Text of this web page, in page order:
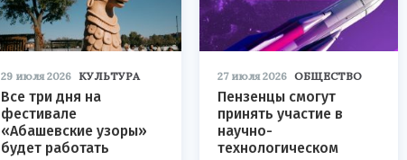
29 июля 2026 КУЛЬТУРА
Все три дня на
фестивале
«Абашевские узоры»
будет работать
27 июля 2026 ОБЩЕСТВО
Пензенцы смогут
принять участие в
научно-
технологическом